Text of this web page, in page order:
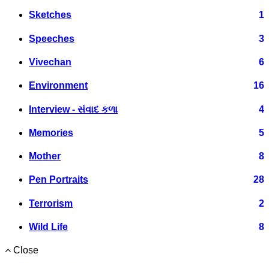
Sketches 1
Speeches 3
Vivechan 6
Environment 16
Interview - સંવાદ કળા 4
Memories 5
Mother 8
Pen Portraits 28
Terrorism 2
Wild Life 8
Close